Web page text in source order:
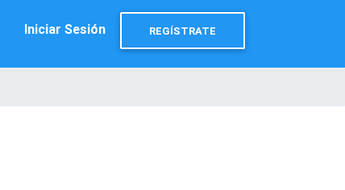
Iniciar Sesión REGÍSTRATE